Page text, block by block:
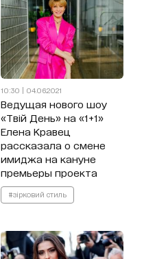
10:30 | 04.06.2021
Ведущая нового шоу
«Твій День» на «1+1»
Елена Кравец
рассказала о смене
имиджа на кануне
премьеры проекта
#зірковий стиль